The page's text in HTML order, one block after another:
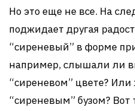
Но это еще не все. На
поджидает другая
“сиреневый” в форме
например, слышали ли
“сиреневом” цвете? Или
“сиреневым” бузом? Вот